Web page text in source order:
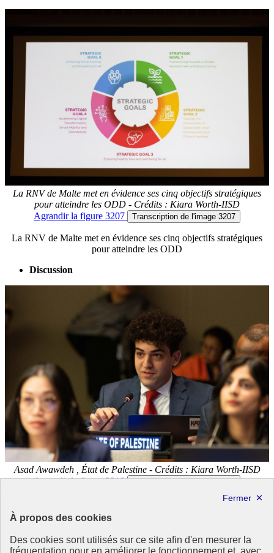
À propos des cookies
Des cookies sont utilisés sur ce site afin d'en mesurer la
fréquentation pour en améliorer le fonctionnement et, avec
La RNV de Malte met en évidence ses cinq objectifs stratégiques
pour atteindre les ODD - Crédits : Kiara Worth-IISD
Agrandirla figure 3207 Transcription de l'image 3207
La RNV de Malte met en évidence ses cinq objectifs stratégiques
pour atteindre les ODD
Discussion
Asad Awawdeh , État de Palestine - Crédits : Kiara Worth-IISD
Agrandirla figure 3210 Transcriptionde l'image 3210
Interrogée parAntigua-et-Barbuda
des personnes âgées, les Philippines etla Palestine , F.P Caruana a
souligné la nécessité de renforcer le cadre existant, d’assurer la